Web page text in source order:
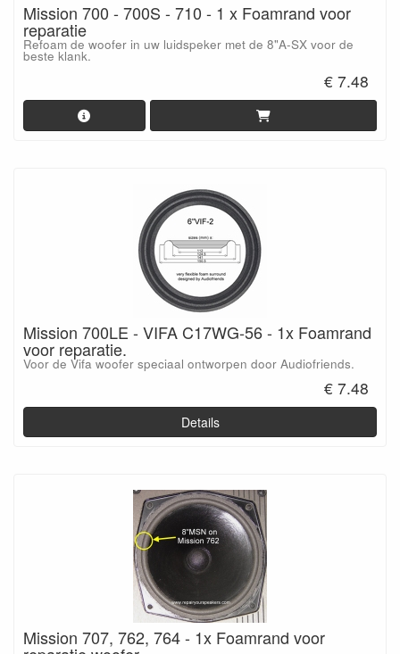
Mission 700 - 700S - 710 - 1 x Foamrand voor
reparatie
Refoam de woofer in uw luidspeker met de 8"A-SX voor de
beste klank.
€ 7.48
Mission 700LE - VIFA C17WG-56 - 1x Foamrand
voor reparatie.
Voor de Vifa woofer speciaal ontworpen door Audiofriends.
€ 7.48
Details
Mission 707, 762, 764 - 1x Foamrand voor